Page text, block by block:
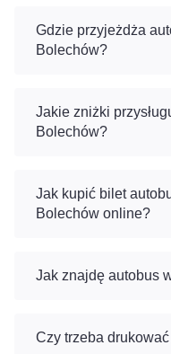
Gdzie przyjeżdża
Bolechów?
Jakie zniżki
Bolechów?
Jak kupić bilet
Bolechów online?
Jak znajdę autobus
Czy trzeba